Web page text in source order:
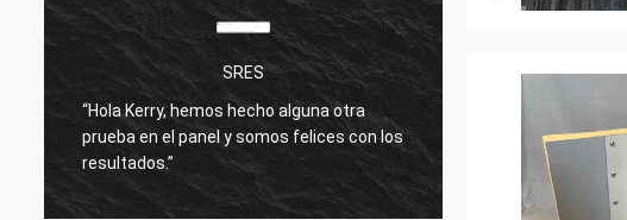
SRES
“Hola Kerry, hemos hecho alguna otra
prueba en el panel y somos felices con los
resultados.”
- ¿
producto. Envío